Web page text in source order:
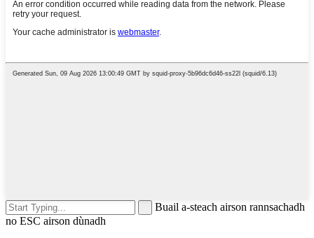
Buail a-steach airson rannsachadh
no ESC airson dùnadh